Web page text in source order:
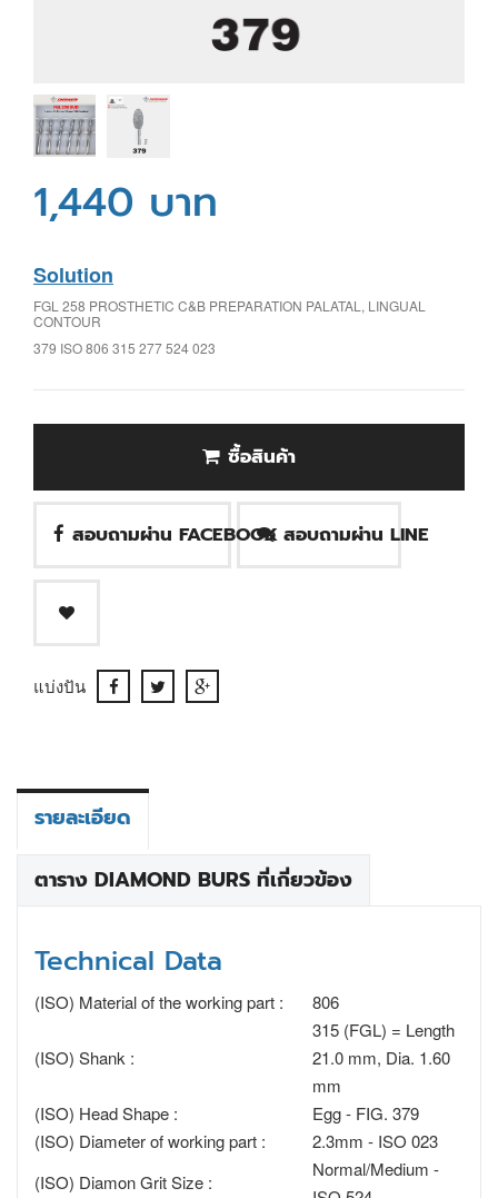
1,440 บาท
Solution
FGL 258 PROSTHETIC C&B PREPARATION PALATAL, LINGUAL
CONTOUR
379 ISO 806 315 277 524 023
ซื้อสินค้า
สอบถามผ่าน FACEBOOK สอบถามผ่าน LINE
แบ่งปัน
รายละเอียด
ตาราง DIAMOND BURS ที่เกี่ยวข้อง
Technical Data
(ISO) Material of the working part : 806
(ISO) Shank :
315 (FGL) = Length
21.0 mm, Dia. 1.60
mm
(ISO) Head Shape :
Egg - FIG. 379
(ISO) Diameter of working part :
2.3mm - ISO 023
(ISO) Diamon Grit Size :
Normal/Medium -